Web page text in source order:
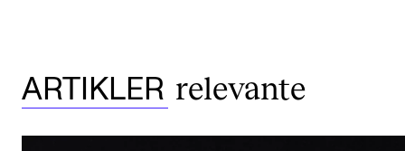
ARTIKLER relevante